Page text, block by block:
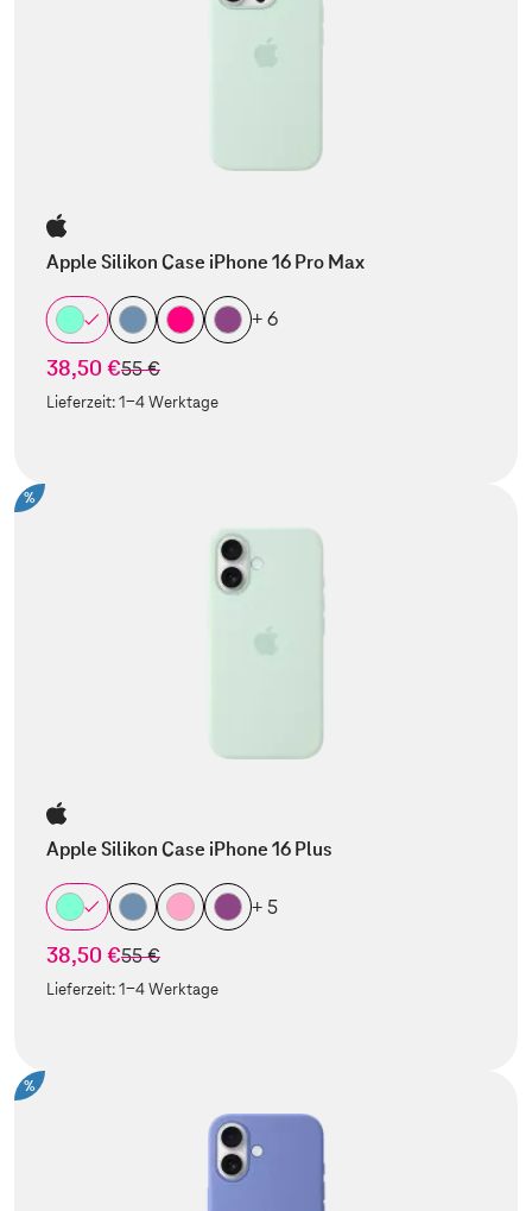
Apple Silikon Case iPhone 16 Pro Max
+ 6
38,50 €statt
55 €
Lieferzeit:1-4 Werktage
%
Apple Silikon Case iPhone 16 Plus
+ 5
38,50 €statt
55 €
Lieferzeit:1-4 Werktage
%